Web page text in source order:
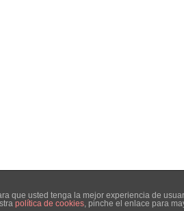
que usted tenga la mejor experiencia de
política de cookies, pinche el enlace para